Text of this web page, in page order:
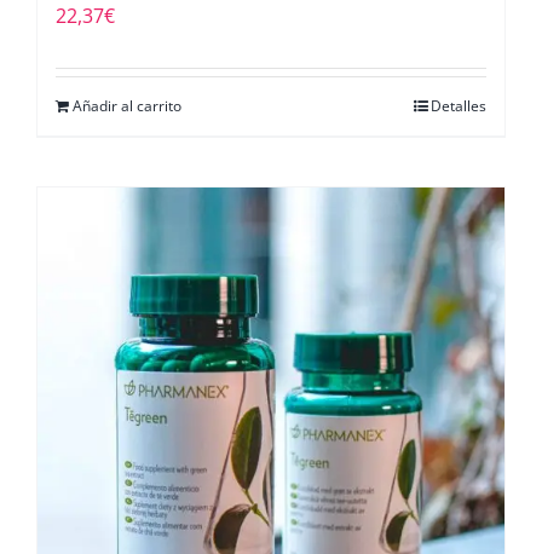
22,37€
Añadir al carrito Detalles